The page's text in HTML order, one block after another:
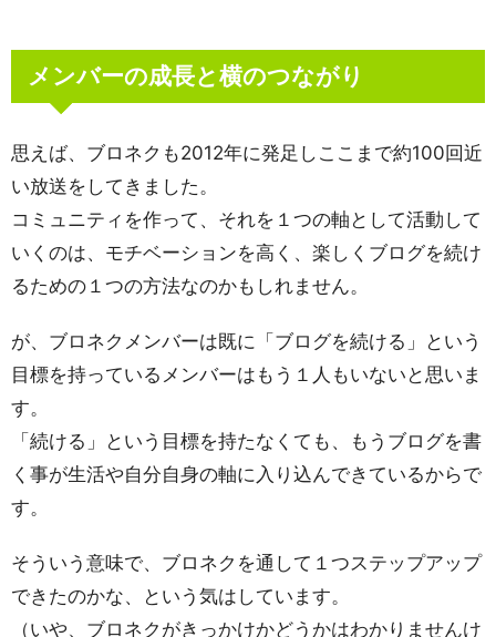
メンバーの成長と横のつながり
思えば、ブロネクも2012年に発足しここまで約100回近
い放送をしてきました。
コミュニティを作って、それを１つの軸として活動して
いくのは、モチベーションを高く、楽しくブログを続け
るための１つの方法なのかもしれません。
が、ブロネクメンバーは既に「ブログを続ける」という
目標を持っているメンバーはもう１人もいないと思いま
す。
「続ける」という目標を持たなくても、もうブログを書
く事が生活や自分自身の軸に入り込んできているからで
す。
そういう意味で、ブロネクを通して１つステップアップ
できたのかな、という気はしています。
（いや、ブロネクがきっかけかどうかはわかりませんけ